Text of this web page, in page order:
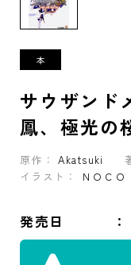
サウザンド
鳳、極光の
原作： Akatsuki
イラスト：
ＮＯＣＯ
発売日